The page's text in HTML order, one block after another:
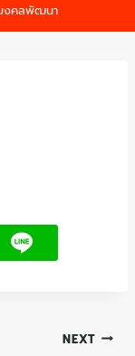
งคลพัฒนา
NEXT